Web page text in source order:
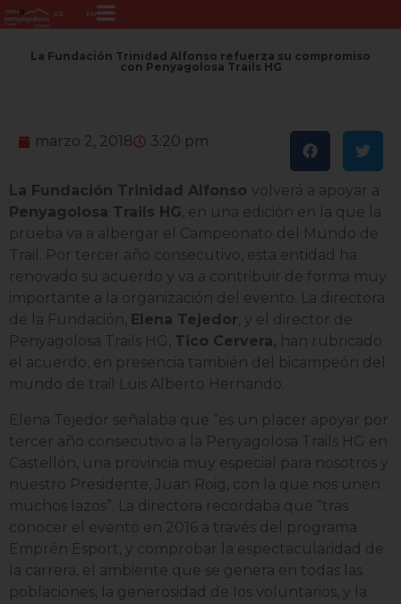
ES EN
La Fundación Trinidad Alfonso refuerza su compromiso
con Penyagolosa Trails HG
marzo 2, 2018 3:20 pm
La Fundación Trinidad Alfonso volverá a apoyar a
Penyagolosa Trails HG, en una edición en la que la
prueba va a albergar el Campeonato del Mundo de
Trail. Por tercer año consecutivo, esta entidad ha
renovado su acuerdo y va a contribuir de forma muy
importante a la organización del evento. La directora
de la Fundación, Elena Tejedor, y el director de
Penyagolosa Trails HG, Tico Cervera, han rubricado
el acuerdo, en presencia también del bicampeón del
mundo de trail Luis Alberto Hernando.
Elena Tejedor señalaba que “es un placer apoyar por
tercer año consecutivo a la Penyagolosa Trails HG en
Castellón, una provincia muy especial para nosotros y
nuestro Presidente, Juan Roig, con la que nos unen
muchos lazos”. La directora recordaba que “tras
conocer el evento en 2016 a través del programa
Emprén Esport, y comprobar la espectacularidad de
la carrera, el ambiente que se genera en todas las
poblaciones, la generosidad de los voluntarios, y la